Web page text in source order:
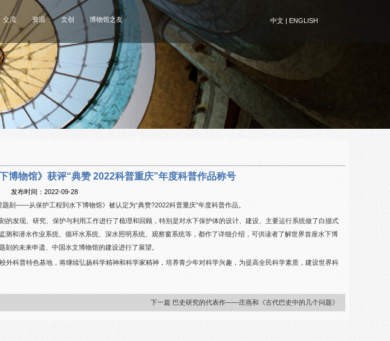
交流 资源 文创 博物馆之友 中文| ENGLISH
博物馆》获评“典赞 2022科普重庆”年度科普作品称号
发布时间：2022-09-28
刻——从保护工程到水下博物馆》被认定为“典赞?2022科普重庆”年度科普作品。
发现、研究、保护与利用工作进行了梳理和回顾，特别是对水下保护体的设计、建设、主要运行系统做了白描式
和潜水作业系统、循环水系统、深水照明系统、观察窗系统等，都作了详细介绍，可供读者了解世界首座水下博
的未来申遗、中国水文博物馆的建设进行了展望。
科普特色基地，将继续弘扬科学精神和科学家精神，培养青少年对科学兴趣，为提高全民科学素质，建设世界科
下一篇 巴史研究的代表作——庄燕和《古代巴史中的几个问题》